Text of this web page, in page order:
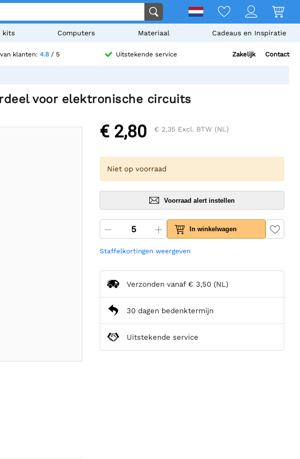
kits Computers Materiaal Cadeaus en Inspiratie
klanten: 4.8 / 5 Uitstekende service Zakelijk Contact
voor elektronische circuits
€ 2,80 € 2,35 Excl. BTW (NL)
Niet op voorraad
Voorraad alert instellen
In winkelwagen
Staffelkortingen weergeven
Verzonden vanaf € 3,50 (NL)
30 dagen bedenktermijn
Uitstekende service